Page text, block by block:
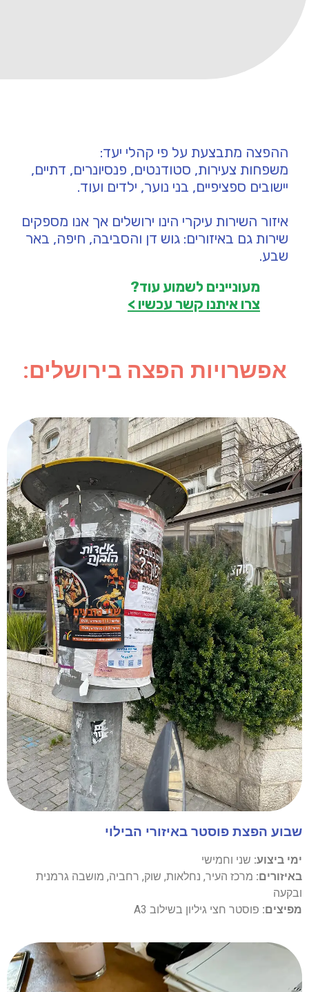
ההפצה מתבצעת על פי קהלי יעד:
משפחות צעירות, סטודנטים, פנסיונרים, דתיים,
יישובים ספציפיים, בני נוער, ילדים ועוד.
איזור השירות עיקרי הינו ירושלים אך אנו מספקים
שירות גם באיזורים: גוש דן והסביבה, חיפה, באר
שבע.
מעוניינים לשמוע עוד?
צרו איתנו קשר עכשיו >
אפשרויות הפצה בירושלים:
שבוע הפצת פוסטר באיזורי הבילוי
ימי ביצוע: שני וחמישי
באיזורים: מרכז העיר, נחלאות, שוק, רחביה, מושבה גרמנית
ובקעה
מפיצים: פוסטר חצי גיליון בשילוב A3